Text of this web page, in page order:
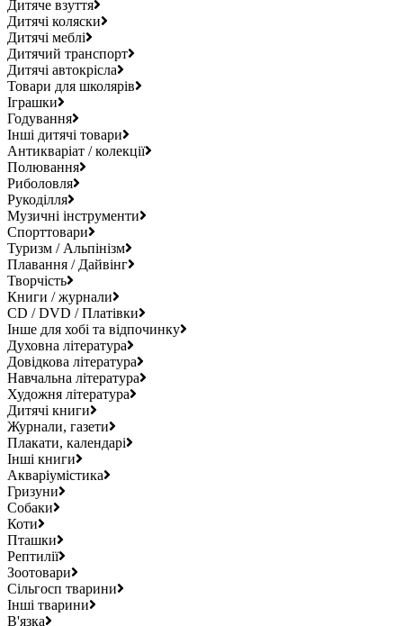
Дитяче взуття
Дитячі коляски
Дитячі меблі
Дитячий транспорт
Дитячі автокрісла
Товари для школярів
Іграшки
Годування
Інші дитячі товари
Антикваріат / колекції
Полювання
Риболовля
Рукоділля
Музичні інструменти
Спорттовари
Туризм / Альпінізм
Плавання / Дайвінг
Творчість
Книги / журнали
CD / DVD / Платівки
Інше для хобі та відпочинку
Духовна література
Довідкова література
Навчальна література
Художня література
Дитячі книги
Журнали, газети
Плакати, календарі
Інші книги
Акваріумістика
Гризуни
Собаки
Коти
Пташки
Рептилії
Зоотовари
Сільгосп тварини
Інші тварини
В'язка